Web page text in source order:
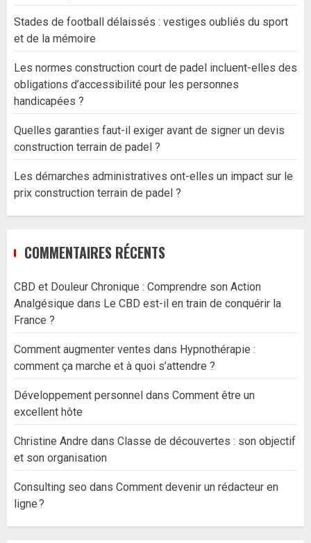
Stades de football délaissés : vestiges oubliés du sport
et de la mémoire
Les normes construction court de padel incluent-elles des
obligations d’accessibilité pour les personnes
handicapées ?
Quelles garanties faut-il exiger avant de signer un devis
construction terrain de padel ?
Les démarches administratives ont-elles un impact sur le
prix construction terrain de padel ?
COMMENTAIRES RÉCENTS
CBD et Douleur Chronique : Comprendre son Action
Analgésique dans Le CBD est-il en train de conquérir la
France ?
Comment augmenter ventes dans Hypnothérapie :
comment ça marche et à quoi s’attendre ?
Développement personnel dans Comment être un
excellent hôte
Christine Andre dans Classe de découvertes : son objectif
et son organisation
Consulting seo dans Comment devenir un rédacteur en
ligne ?